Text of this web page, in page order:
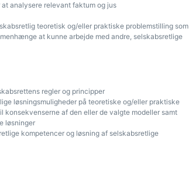
analysere relevant faktum og jus
teoretisk og/eller praktiske problemstilling som
at kunne arbejde med andre, selskabsretlige
regler og principper
løsningsmuligheder på teoretiske og/eller praktiske
konsekvenserne af den eller de valgte modeller samt
løsninger
kompetencer og løsning af selskabsretlige